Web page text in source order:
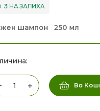
3 НА ЗАЛИХА
шампон 250 мл
Во